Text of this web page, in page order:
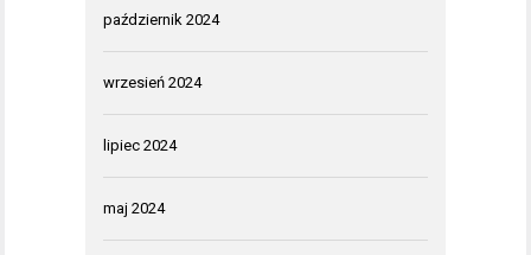
październik 2024
wrzesień 2024
lipiec 2024
maj 2024